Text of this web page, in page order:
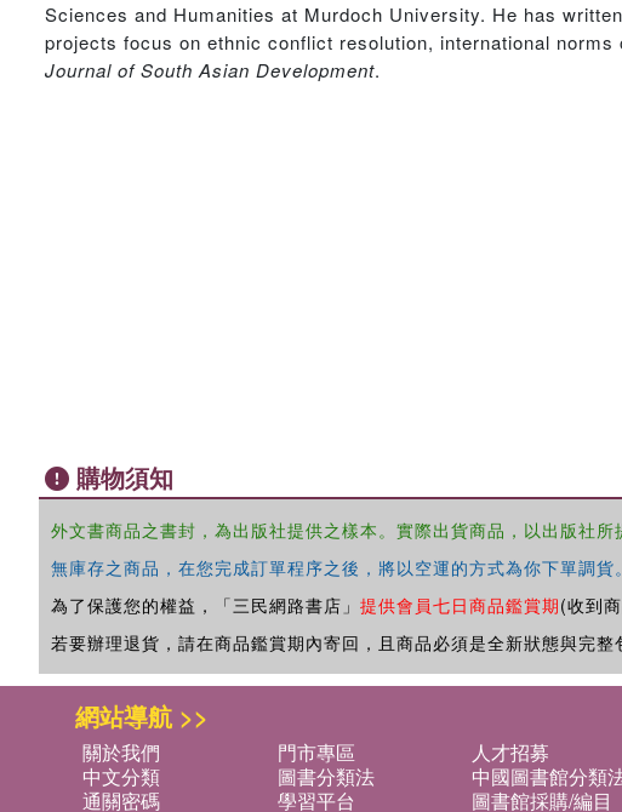
Sciences and Humanities at Murdoch University. He has
projects focus on ethnic conflict resolution, international
Journal of South Asian Development.
購物須知
外文書商品之書封，為出版社提供之樣本。實際出貨商品，以出版社
無庫存之商品，在您完成訂單程序之後，將以空運的方式為你下單調
為了保護您的權益，「三民網路書店」 提供會員七日商品鑑賞期(收到
若要辦理退貨，請在商品鑑賞期內寄回，且商品必須是全新狀態與完
網站導航 >>
關於我們 門市專區 人才招募
中文分類
圖書分類法 中國圖書館分類
通關密碼
學習平台 圖書館採購/編目